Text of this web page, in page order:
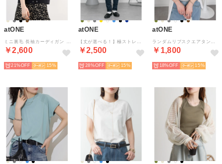
atONE
￥2,600
21% 15
atONE
￥2,500
28% 15
atONE
￥1,800
18% 15